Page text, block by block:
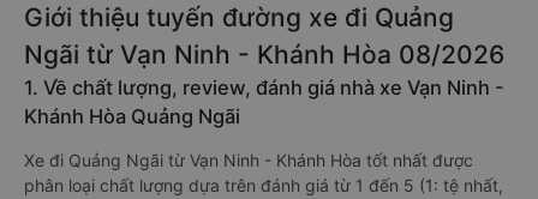
Giới thiệu tuyến đường xe đi Quảng
Ngãi từ Vạn Ninh - Khánh Hòa 08/2026
1. Về chất lượng, review, đánh giá nhà xe Vạn Ninh -
Khánh Hòa Quảng Ngãi
Xe đi Quảng Ngãi từ Vạn Ninh - Khánh Hòa tốt nhất được
phân loại chất lượng dựa trên đánh giá từ 1 đến 5 (1: tệ nhất,